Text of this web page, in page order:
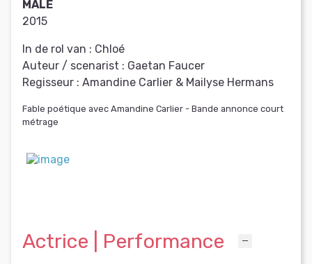
MÂLE
2015
In de rol van : Chloé
Auteur / scenarist : Gaetan Faucer
Regisseur : Amandine Carlier & Mailyse Hermans
Fable poétique avec Amandine Carlier - Bande annonce court
métrage
Actrice | Performance